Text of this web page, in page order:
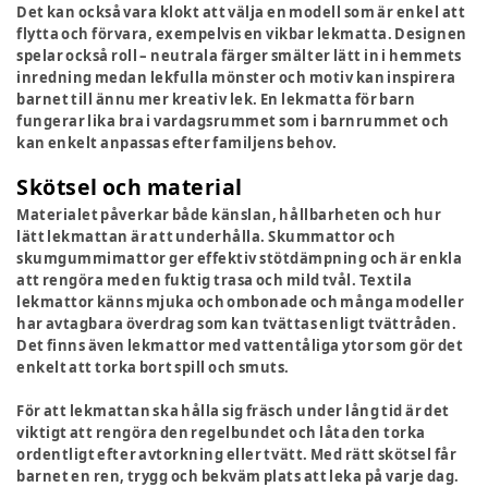
Det kan också vara klokt att välja en modell som är enkel att
flytta och förvara, exempelvis en vikbar lekmatta. Designen
spelar också roll – neutrala färger smälter lätt in i hemmets
inredning medan lekfulla mönster och motiv kan inspirera
barnet till ännu mer kreativ lek. En lekmatta för barn
fungerar lika bra i vardagsrummet som i barnrummet och
kan enkelt anpassas efter familjens behov.
Skötsel och material
Materialet påverkar både känslan, hållbarheten och hur
lätt lekmattan är att underhålla. Skummattor och
skumgummimattor ger effektiv stötdämpning och är enkla
att rengöra med en fuktig trasa och mild tvål. Textila
lekmattor känns mjuka och ombonade och många modeller
har avtagbara överdrag som kan tvättas enligt tvättråden.
Det finns även lekmattor med vattentåliga ytor som gör det
enkelt att torka bort spill och smuts.
För att lekmattan ska hålla sig fräsch under lång tid är det
viktigt att rengöra den regelbundet och låta den torka
ordentligt efter avtorkning eller tvätt. Med rätt skötsel får
barnet en ren, trygg och bekväm plats att leka på varje dag.